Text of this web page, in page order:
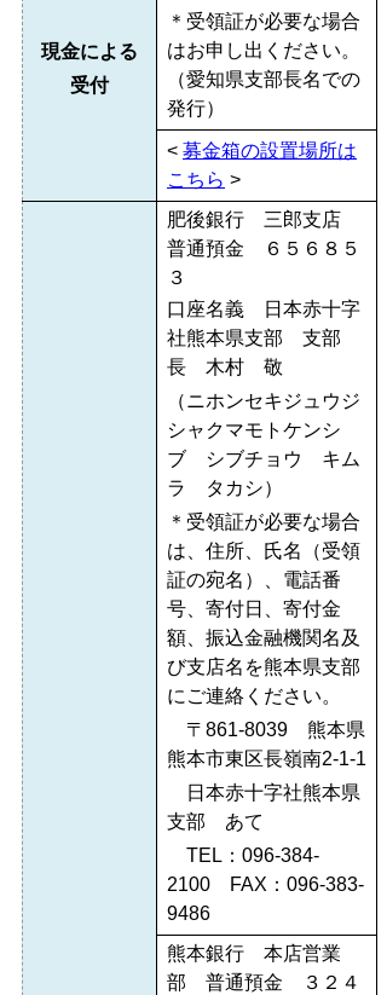
現金による
受付
＊受領証が必要な場合
はお申し出ください。
（愛知県支部長名での
発行）
< 募金箱の設置場所は
こちら >
肥後銀行 三郎支店
普通預金 ６５６８５
３
口座名義 日本赤十字
社熊本県支部 支部
長 木村 敬
（ニホンセキジュウジ
シャクマモトケンシ
ブ シブチョウ キム
ラ タカシ）
＊受領証が必要な場合
は、住所、氏名（受領
証の宛名）、電話番
号、寄付日、寄付金
額、振込金融機関名及
び支店名を熊本県支部
にご連絡ください。
〒861-8039 熊本県
熊本市東区長嶺南2-1-1
日本赤十字社熊本県
支部 あて
TEL：096-384-
2100 FAX：096-383-
9486
熊本銀行 本店営業
部 普通預金 ３２４